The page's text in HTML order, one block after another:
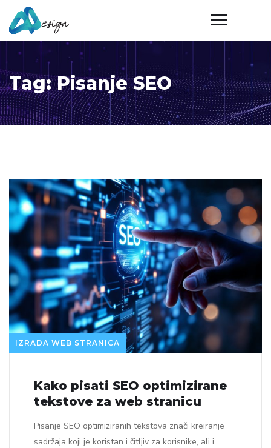
Tag:Pisanje SEO
IZRADA WEB STRANICA
Kako pisati SEO optimizirane
tekstove za web stranicu
Pisanje SEO optimiziranih tekstova znači kreiranje
sadržaja koji je koristan i čitljiv za korisnike, ali i